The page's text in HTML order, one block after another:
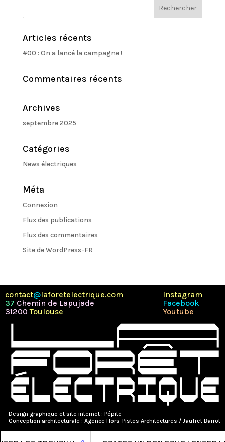
Articles récents
#00 : On a lancé la campagne !
Commentaires récents
Archives
septembre 2025
Catégories
News électriques
Méta
Connexion
Flux des publications
Flux des commentaires
Site de WordPress-FR
contact@laforetelectrique.com
37 Chemin de Lapujade
31200Toulouse
Instagram
Facebook
Youtube
Design graphique et site internet : Pépite
Conception architecturale : Agence Hors-Pistes Architectures / Jaufret Barrot